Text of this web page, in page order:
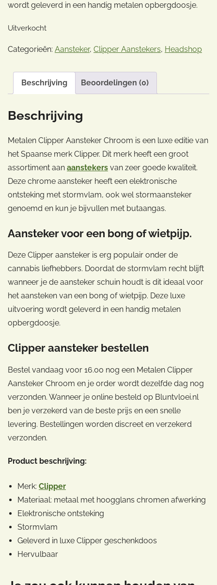
wordt geleverd in een handig metalen opbergdoosje.
Uitverkocht
Categorieën: Aansteker, Clipper Aanstekers, Headshop
Beschrijving Beoordelingen (0)
Beschrijving
Metalen Clipper Aansteker Chroom is een luxe editie van
het Spaanse merk Clipper. Dit merk heeft een groot
assortiment aan aanstekers van zeer goede kwaliteit.
Deze chrome aansteker heeft een elektronische
ontsteking met stormvlam, ook wel stormaansteker
genoemd en kun je bijvullen met butaangas.
Aansteker voor een bong of wietpijp.
Deze Clipper aansteker is erg populair onder de
cannabis liefhebbers. Doordat de stormvlam recht blijft
wanneer je de aansteker schuin houdt is dit ideaal voor
het aansteken van een bong of wietpijp. Deze luxe
uitvoering wordt geleverd in een handig metalen
opbergdoosje.
Clipper aansteker bestellen
Bestel vandaag voor 16.00 nog een Metalen Clipper
Aansteker Chroom en je order wordt dezelfde dag nog
verzonden. Wanneer je online besteld op Bluntvloei.nl
ben je verzekerd van de beste prijs en een snelle
levering. Bestellingen worden discreet en verzekerd
verzonden.
Product beschrijving:
Merk: Clipper
Materiaal: metaal met hoogglans chromen afwerking
Elektronische ontsteking
Stormvlam
Geleverd in luxe Clipper geschenkdoos
Hervulbaar